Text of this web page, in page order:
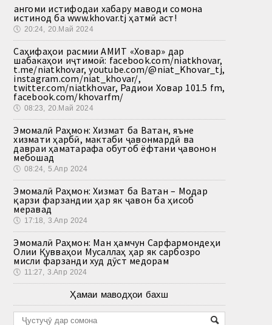
Ҳангоми истифодаи хабару маводи сомона
истинод ба www.khovar.tj ҳатмӣ аст!
🕔 20:24, 20.Май 2024
Саҳифаҳои расмии АМИТ «Ховар» дар
шабакаҳои иҷтимоӣ: facebook.com/niatkhovar,
t.me/niatkhovar, youtube.com/@niat_Khovar_tj,
instagram.com/niat_khovar/,
twitter.com/niatkhovar, Радиои Ховар 101.5 fm,
facebook.com/khovarfm/
🕔 08:23, 20.Май 2024
Эмомалӣ Раҳмон: Хизмат ба Ватан, яъне
хизмати ҳарбӣ, мактаби ҷавонмардӣ ва
давраи ҳаматарафа обутоб ёфтани ҷавонон
мебошад
🕔 08:24, 5.Апр 2024
Эмомалӣ Раҳмон: Хизмат ба Ватан – Модар
қарзи фарзандии ҳар як ҷавон ба ҳисоб
меравад
🕔 17:18, 3.Апр 2024
Эмомалӣ Раҳмон: Ман ҳамчун Сарфармондеҳи
Олии Қувваҳои Мусаллаҳ ҳар як сарбозро
мисли фарзанди худ дӯст медорам
🕔 11:27, 3.Апр 2024
Ҳамаи маводҳои бахш